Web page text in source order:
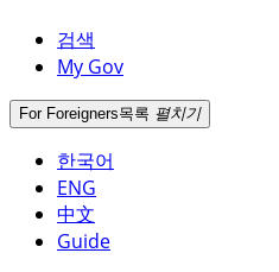
검색
My Gov
For Foreigners목록 펼치기
한국어
ENG
中文
Guide